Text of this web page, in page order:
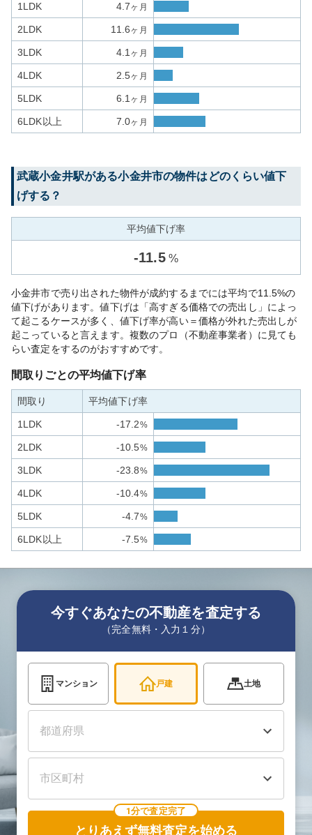
1LDK 4.7ヶ月
2LDK 11.6ヶ月
3LDK 4.1 ヶ月
4LDK 2.5ヶ月
5LDK 6.1 ヶ月
6LDK以上 7.0ヶ月
武蔵小金井駅がある小金井市の物件はどのくらい値下
げする？
平均値下げ率
-11.5 %
小金井市で売り出された物件が成約するまでには平均で11.5%の
値下げがあります。値下げは「高すぎる価格での売出し」によっ
て起こるケースが多く、値下げ率が高い＝価格が外れた売出しが
起こっていると言えます。複数のプロ（不動産事業者）に見ても
らい査定をするのがおすすめです。
間取りごとの平均値下げ率
間取り 平均値下げ率
1LDK -17.2%
2LDK -10.5%
3LDK -23.8%
4LDK -10.4%
5LDK -4.7%
6LDK以上 -7.5%
今すぐあなたの不動産を査定する
（完全無料・入力１分）
マンション 戸建 土地
1分で査定完了
とりあえず無料査定を始める